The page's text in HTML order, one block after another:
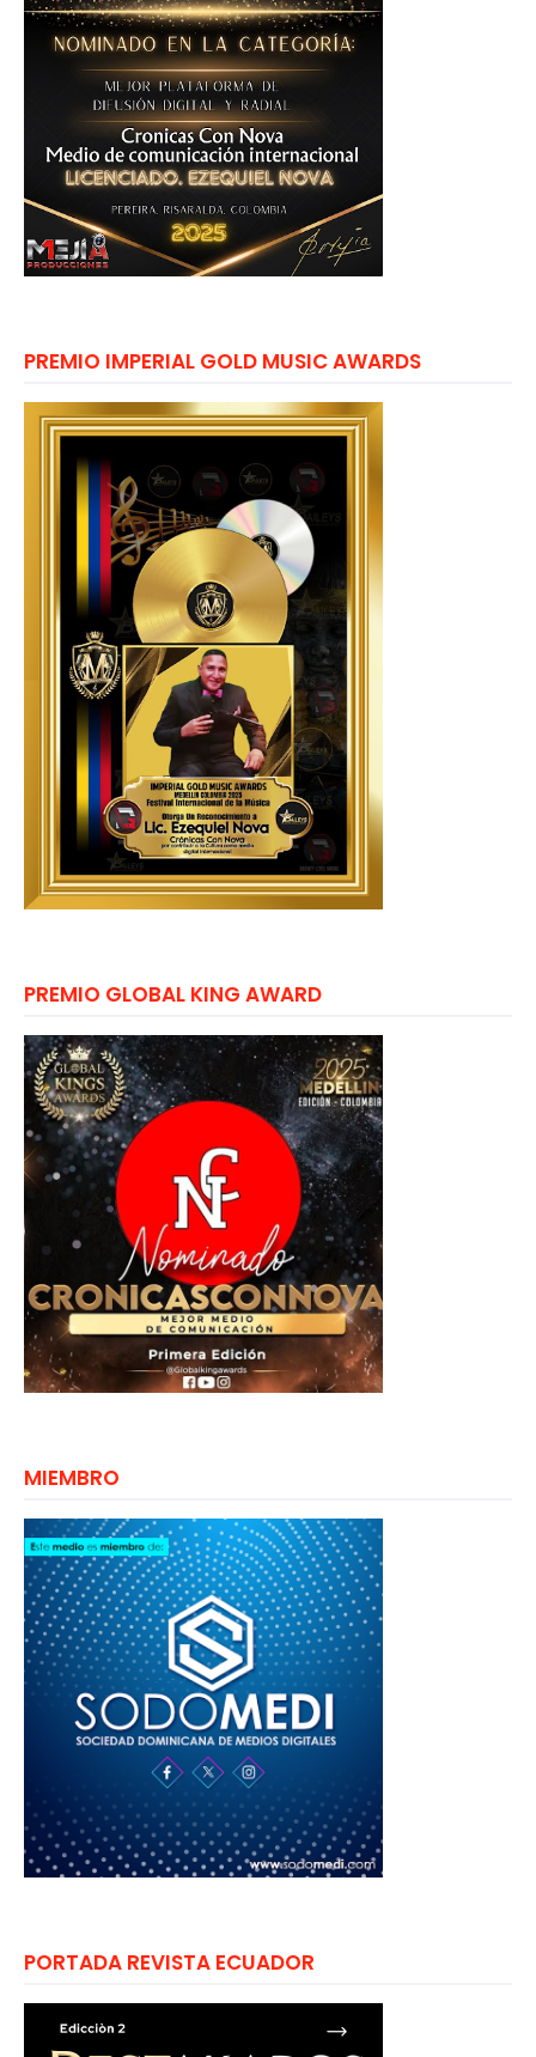
PREMIO IMPERIAL GOLD MUSIC AWARDS
PREMIO GLOBAL KING AWARD
MIEMBRO
PORTADA REVISTA ECUADOR